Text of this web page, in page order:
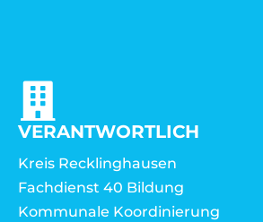
VERANTWORTLICH
Kreis Recklinghausen
Fachdienst 40 Bildung
Kommunale Koordinierung